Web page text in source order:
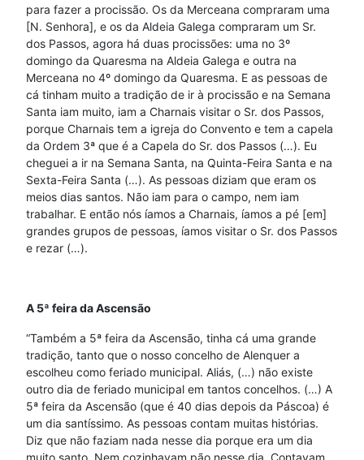
para fazer a procissão. Os da Merceana compraram uma
[N. Senhora], e os da Aldeia Galega compraram um Sr.
dos Passos, agora há duas procissões: uma no 3º
domingo da Quaresma na Aldeia Galega e outra na
Merceana no 4º domingo da Quaresma. E as pessoas de
cá tinham muito a tradição de ir à procissão e na Semana
Santa iam muito, iam a Charnais visitar o Sr. dos Passos,
porque Charnais tem a igreja do Convento e tem a capela
da Ordem 3ª que é a Capela do Sr. dos Passos (…). Eu
cheguei a ir na Semana Santa, na Quinta-Feira Santa e na
Sexta-Feira Santa (…). As pessoas diziam que eram os
meios dias santos. Não iam para o campo, nem iam
trabalhar. E então nós íamos a Charnais, íamos a pé [em]
grandes grupos de pessoas, íamos visitar o Sr. dos Passos
e rezar (…).
A 5ª feira da Ascensão
“Também a 5ª feira da Ascensão, tinha cá uma grande
tradição, tanto que o nosso concelho de Alenquer a
escolheu como feriado municipal. Aliás, (…) não existe
outro dia de feriado municipal em tantos concelhos. (…) A
5ª feira da Ascensão (que é 40 dias depois da Páscoa) é
um dia santíssimo. As pessoas contam muitas histórias.
Diz que não faziam nada nesse dia porque era um dia
muito santo. Nem cozinhavam pão nesse dia. Contavam